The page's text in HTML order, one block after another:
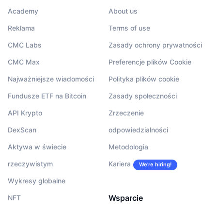
Academy
Reklama
CMC Labs
CMC Max
Najważniejsze wiadomości
Fundusze ETF na Bitcoin
API Krypto
DexScan
Aktywa w świecie
rzeczywistym
Wykresy globalne
NFT
About us
Terms of use
Zasady ochrony prywatności
Preferencje plików Cookie
Polityka plików cookie
Zasady społeczności
Zrzeczenie
odpowiedzialności
Metodologia
Kariera We’re hiring!
Wsparcie